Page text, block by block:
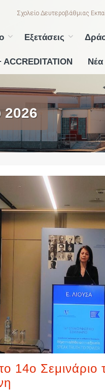
Σχολείο Δευτεροβάθμιας
Εξετάσεις
ACCREDITATION Νέα
2026
14ο Σεμινάριο